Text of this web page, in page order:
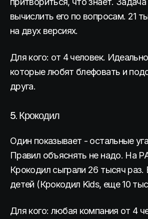
вычислить его по вопросам. 21
на двух версиях.
Для кого: от 4 человек.
которые любят блефовать и
друга.
5. Крокодил
Один показывает - остальные
Правил объяснять не надо. На
Крокодил сыграли 26 тысяч раз.
детей (Крокодил Kids, еще 10
Для кого: любая компания от 4